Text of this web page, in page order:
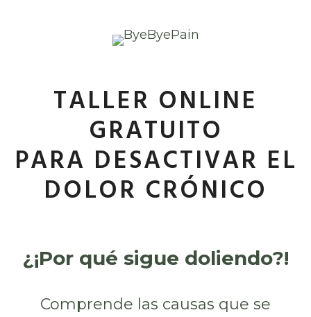
TALLER ONLINE
GRATUITO
PARA DESACTIVAR EL
DOLOR CRÓNICO
¿¡Por qué sigue doliendo?!
Comprende las causas que se